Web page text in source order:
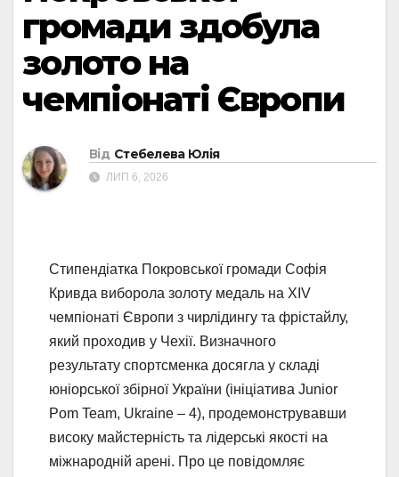
громади здобула
золото на
чемпіонаті Європи
Від Стебелева Юлія
ЛИП 6, 2026
Стипендіатка Покровської громади Софія
Кривда виборола золоту медаль на XIV
чемпіонаті Європи з чирлідингу та фрістайлу,
який проходив у Чехії. Визначного
результату спортсменка досягла у складі
юніорської збірної України (ініціатива Junior
Pom Team, Ukraine – 4), продемонструвавши
високу майстерність та лідерські якості на
міжнародній арені. Про це повідомляє